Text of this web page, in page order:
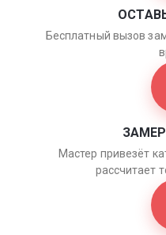
Бесплатный вызов
Мастер привезёт
рассчитает